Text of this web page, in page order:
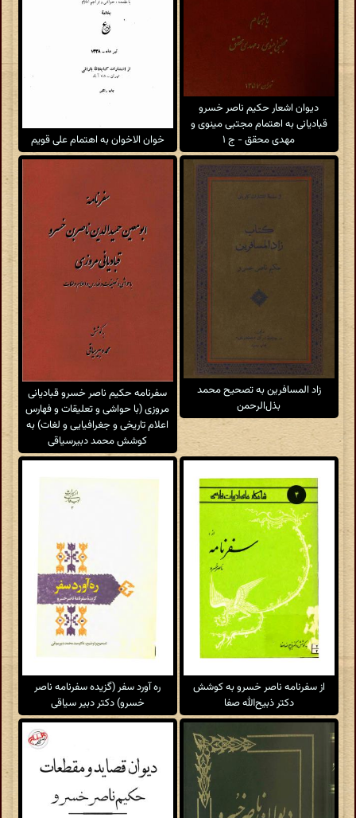
دیوان اشعار حکیم ناصر خسرو
قبادیانی به اهتمام مجتبی مینوی و
مهدی محقق - ج ۱
خوان الاخوان به اهتمام علی قویم
زاد المسافرین به تصحیح محمد
بذل‌الرحمن
سفرنامه حکیم ناصر خسرو قبادیانی
مروزی (با حواشی و تعلیقات و فهارس
اعلام تاریخی و جغرافیایی و لغات) به
کوشش محمد دبیرسیاقی
از سفرنامه ناصر خسرو به کوشش
دکتر ذبیح‌الله صفا
ره آورد سفر (گزیده سفرنامه ناصر
خسرو) دکتر دبیر سیاقی